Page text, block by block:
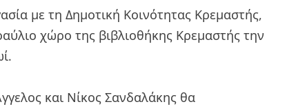
με τη Δημοτική Κοινότητας Κρεμαστής,
χώρο της βιβλιοθήκης Κρεμαστής την
και Νίκος Σανδαλάκης θα